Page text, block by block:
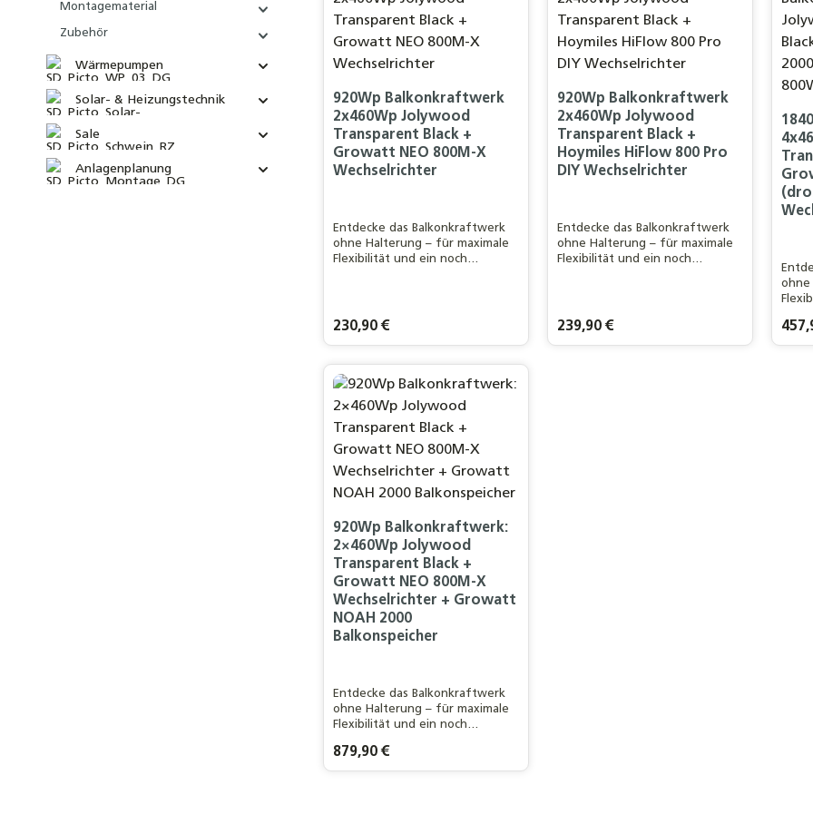
Montagematerial
Zubehör
Wärmepumpen
Solar- & Heizungstechnik
Sale
Anlagenplanung
920Wp Balkonkraftwerk
2x460Wp Jolywood
Transparent Black +
Growatt NEO 800M-X
Wechselrichter
Entdecke das Balkonkraftwerk
ohne Halterung – für maximale
Flexibilität und ein noch
Regulärer Preis:
230,90 €
Produkt Anzahl: Gib den gewünschten Wert
920Wp Balkonkraftwerk
2x460Wp Jolywood
Transparent Black +
Hoymiles HiFlow 800 Pro
DIY Wechselrichter
Entdecke das Balkonkraftwerk
ohne Halterung – für maximale
Flexibilität und ein noch
Regulärer Preis:
239,90 €
ohne
920Wp Balkonkraftwerk:
2×460Wp Jolywood
Transparent Black +
Growatt NEO 800M-X
Wechselrichter + Growatt
NOAH 2000
Balkonspeicher
Entdecke das Balkonkraftwerk
ohne Halterung – für maximale
Flexibilität und ein noch
Regulärer Preis:
879,90 €